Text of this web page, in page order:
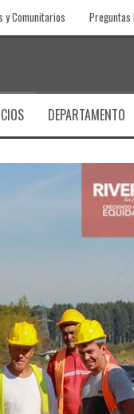
y Comunitarios Preguntas
DEPARTAMENTO